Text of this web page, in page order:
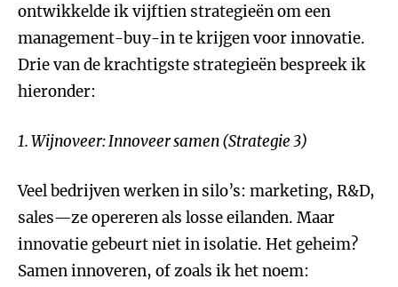
ontwikkelde ik vijftien strategieën om een
management-buy-in te krijgen voor innovatie.
Drie van de krachtigste strategieën bespreek ik
hieronder:
1. Wijnoveer: Innoveer samen (Strategie 3)
Veel bedrijven werken in silo’s: marketing, R&D,
sales—ze opereren als losse eilanden. Maar
innovatie gebeurt niet in isolatie. Het geheim?
Samen innoveren, of zoals ik het noem: